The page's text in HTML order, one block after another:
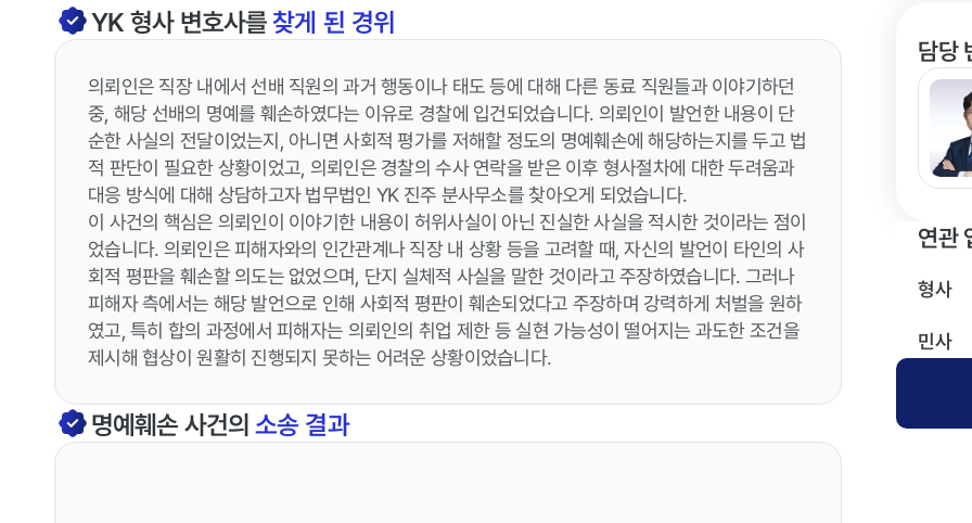
YK형사변호사를찾게 된 경위
의뢰인은 직장 내에서 선배 직원의 과거 행동이나 태도 등에 대해 다른 동료 직원들과 이야기하던
중, 해당 선배의 명예를 훼손하였다는 이유로 경찰에 입건되었습니다. 의뢰인이 발언한 내용이 단
순한 사실의 전달이었는지, 아니면 사회적 평가를 저해할 정도의 명예훼손에 해당하는지를 두고 법
적 판단이 필요한 상황이었고, 의뢰인은 경찰의 수사 연락을 받은 이후 형사절차에 대한 두려움과
대응 방식에 대해 상담하고자 법무법인 YK 진주 분사무소를 찾아오게 되었습니다.
이 사건의 핵심은 의뢰인이 이야기한 내용이 허위사실이 아닌 진실한 사실을 적시한 것이라는 점이
었습니다. 의뢰인은 피해자와의 인간관계나 직장 내 상황 등을 고려할 때, 자신의 발언이 타인의 사
회적 평판을 훼손할 의도는 없었으며, 단지 실체적 사실을 말한 것이라고 주장하였습니다. 그러나
피해자 측에서는 해당 발언으로 인해 사회적 평판이 훼손되었다고 주장하며 강력하게 처벌을 원하
였고, 특히 합의 과정에서 피해자는 의뢰인의 취업 제한 등 실현 가능성이 떨어지는 과도한 조건을
제시해 협상이 원활히 진행되지 못하는 어려운 상황이었습니다.
명예훼손사건의소송 결과
담당
연관
형사
민사